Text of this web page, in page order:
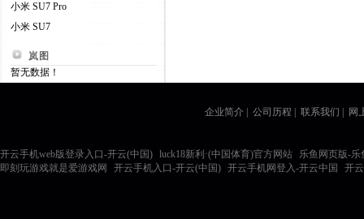
小米 SU7 Pro
小米 SU7
岚图
暂无数据！
企业简介 | 公司历程 | 联系我们 |
开云手机web版登录入口-开云(中国) luck18新利·(中国体育)官方网站
乐鱼网页版-乐
即刻玩游戏就是爱游戏网
开云手机入口-开云(中国) 开云手机网登入-开云中国 开